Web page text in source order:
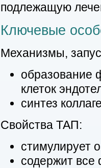
подлежащую
Ключевые
Механизмы,
образование
клеток
синтез
Свойства ТАП:
стимулирует
содержит все